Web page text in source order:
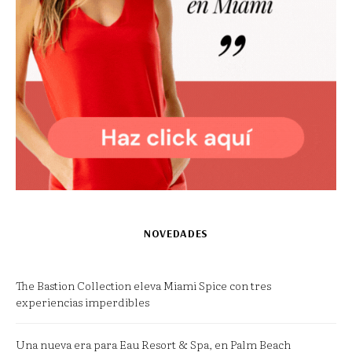
NOVEDADES
The Bastion Collection eleva Miami Spice con tres
experiencias imperdibles
Una nueva era para Eau Resort & Spa, en Palm Beach